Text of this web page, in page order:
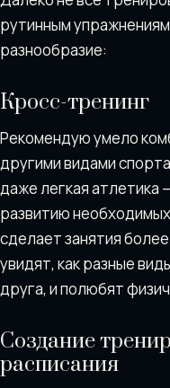
рутинным
разнообразие:
Кросс-тренинг
Рекомендую умело
другими видами
даже легкая атлетика
развитию
сделает занятия
увидят, как разные
друга, и полюбят
Создание
расписания